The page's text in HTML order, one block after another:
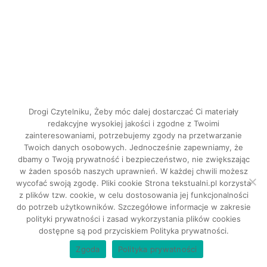
INSTAGRAM
FACEBOOK
Tekstualni © 2026. Wszystkie prawa
zastrzeżone.
Drogi Czytelniku, Żeby móc dalej dostarczać Ci materiały
redakcyjne wysokiej jakości i zgodne z Twoimi
zainteresowaniami, potrzebujemy zgody na przetwarzanie
Twoich danych osobowych. Jednocześnie zapewniamy, że
dbamy o Twoją prywatność i bezpieczeństwo, nie zwiększając
w żaden sposób naszych uprawnień. W każdej chwili możesz
wycofać swoją zgodę. Pliki cookie Strona tekstualni.pl korzysta
z plików tzw. cookie, w celu dostosowania jej funkcjonalności
do potrzeb użytkowników. Szczegółowe informacje w zakresie
polityki prywatności i zasad wykorzystania plików cookies
dostępne są pod przyciskiem Polityka prywatności.
Zgoda
Polityka prywatności